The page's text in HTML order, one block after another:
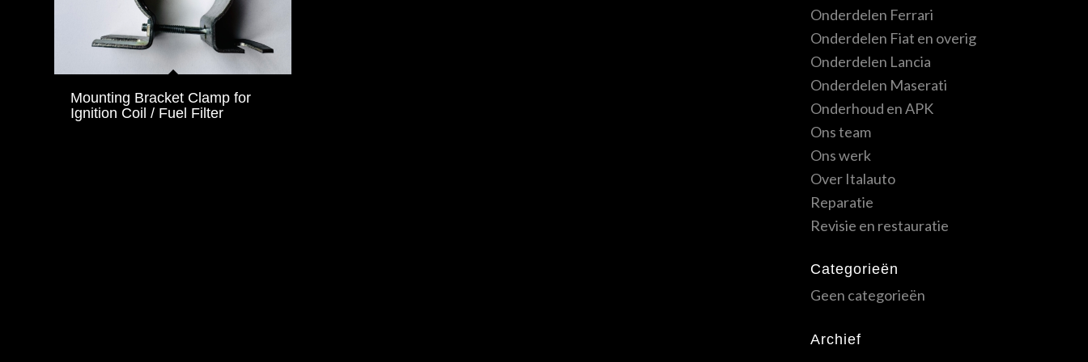
Mounting Bracket Clamp for
Ignition Coil / Fuel Filter
Onderdelen Ferrari
Onderdelen Fiat en overig
Onderdelen Lancia
Onderdelen Maserati
Onderhoud en APK
Ons team
Ons werk
Over Italauto
Reparatie
Revisie en restauratie
Categorieën
Geen categorieën
Archief